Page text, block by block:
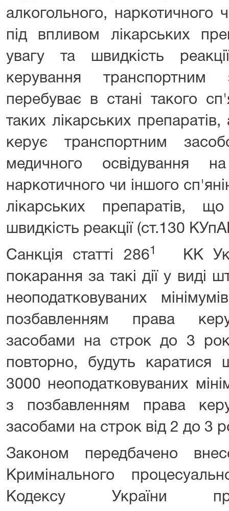
алкогольного, наркотичного
під впливом лікарських
увагу та швидкість
керування
перебуває в стані такого
таких лікарських
керує транспортним
медичного освідування
наркотичного чи іншого
лікарських препаратів,
швидкість реакції (ст.130
Санкція статті 2861
КК
покарання за такі дії у виді
неоподатковуваних
позбавленням права
засобами на строк до 3
повторно, будуть
3000 неоподатковуваних
з позбавленням права
засобами на строк від 2 до 3
Законом передбачено
Кримінального
Кодексу України про